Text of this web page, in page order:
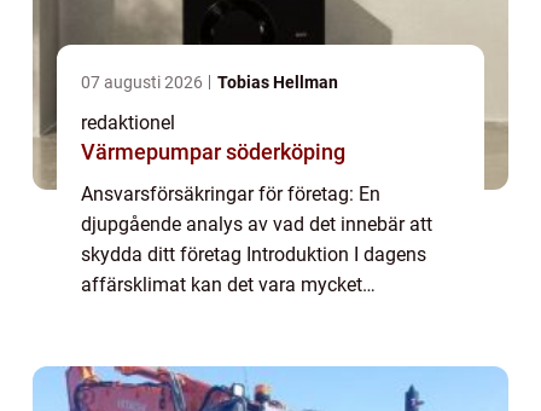
07 augusti 2026 Tobias Hellman
redaktionel
Värmepumpar söderköping
Ansvarsförsäkringar för företag: En
djupgående analys av vad det innebär att
skydda ditt företag Introduktion I dagens
affärsklimat kan det vara mycket
utformade för at...